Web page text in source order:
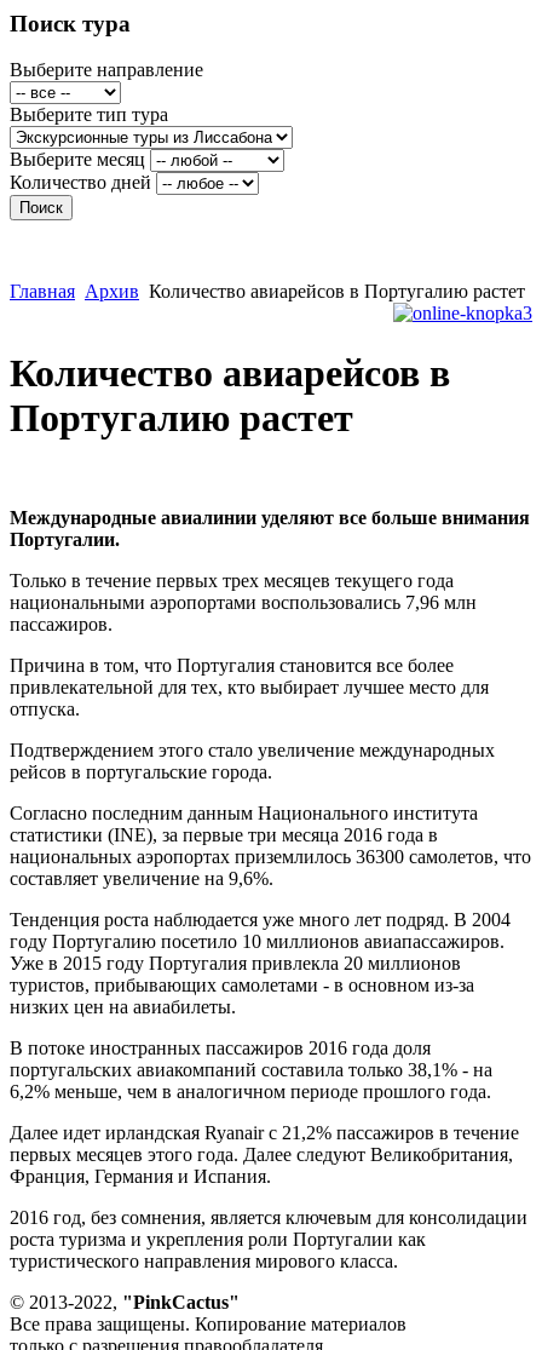
Поиск тура
Выберите направление
Выберите тип тура
Выберите месяц
Количество дней
Главная Архив Количество авиарейсов в Португалию растет
Количество авиарейсов в
Португалию растет
Международные авиалинии уделяют все больше внимания
Португалии.
Только в течение первых трех месяцев текущего года
национальными аэропортами воспользовались 7,96 млн
пассажиров.
Причина в том, что Португалия становится все более
привлекательной для тех, кто выбирает лучшее место для
отпуска.
Подтверждением этого стало увеличение международных
рейсов в португальские города.
Согласно последним данным Национального института
статистики (INE), за первые три месяца 2016 года в
национальных аэропортах приземлилось 36300 самолетов, что
составляет увеличение на 9,6%.
Тенденция роста наблюдается уже много лет подряд. В 2004
году Португалию посетило 10 миллионов авиапассажиров.
Уже в 2015 году Португалия привлекла 20 миллионов
туристов, прибывающих самолетами - в основном из-за
низких цен на авиабилеты.
В потоке иностранных пассажиров 2016 года доля
португальских авиакомпаний составила только 38,1% - на
6,2% меньше, чем в аналогичном периоде прошлого года.
Далее идет ирландская Ryanair с 21,2% пассажиров в течение
первых месяцев этого года. Далее следуют Великобритания,
Франция, Германия и Испания.
2016 год, без сомнения, является ключевым для консолидации
роста туризма и укрепления роли Португалии как
туристического направления мирового класса.
© 2013-2022, "PinkCactus"
Все права защищены. Копирование материалов